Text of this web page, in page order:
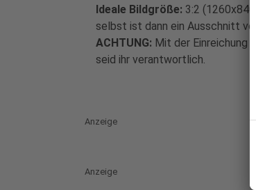
Ideale Bildgröße: 3:2
selbst ist dann ein Ausschnitt
ACHTUNG: Mit der Einreichung
seid ihr verantwortlich.
Anzeige
Anzeige